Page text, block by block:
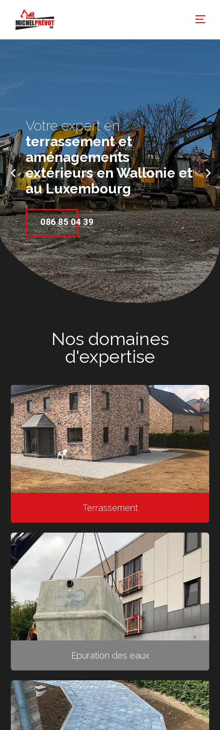
Votre expert en
terrassement et
aménagements
extérieurs en Wallonie et
au Luxembourg
086 85 04 39
Nos domaines
d'expertise
Terrassement
Epuration des eaux